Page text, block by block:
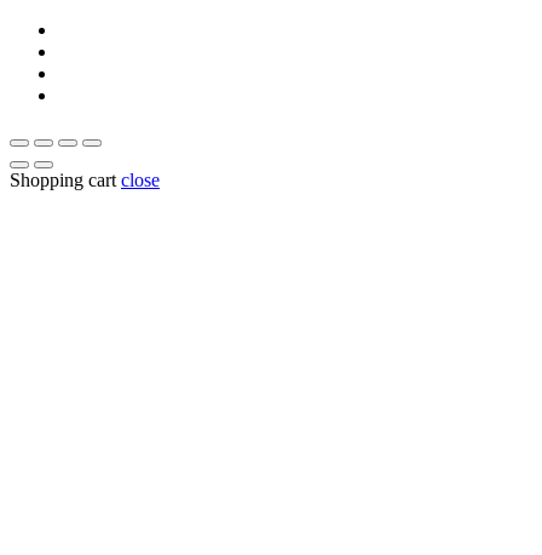
Shopping cart close